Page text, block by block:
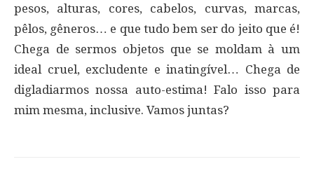
pesos, alturas, cores, cabelos, curvas, marcas,
pêlos, gêneros… e que tudo bem ser do jeito que é!
Chega de sermos objetos que se moldam à um
ideal cruel, excludente e inatingível… Chega de
digladiarmos nossa auto-estima! Falo isso para
mim mesma, inclusive. Vamos juntas?